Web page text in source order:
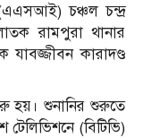
চঞ্চল চন্দ্র
রামপুরা থানার
কারাদণ্ড
হয়। শুনানির শুরুতে
(বিটিভি)